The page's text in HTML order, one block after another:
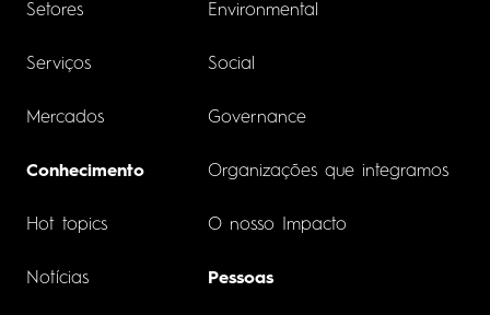
Setores
Serviços
Mercados
Conhecimento
Hot topics
Notícias
Environmental
Social
Governance
Organizações que integramos
O nosso Impacto
Pessoas